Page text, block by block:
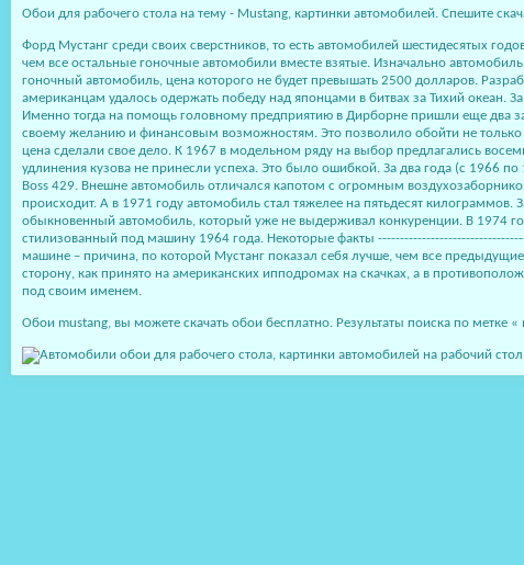
Обои для рабочего стола на тему - Mustang, картинки автомобилей. Спешите
Форд Мустанг среди своих сверстников, то есть автомобилей шестидесятых
чем все остальные гоночные автомобили вместе взятые. Изначально
гоночный автомобиль, цена которого не будет превышать 2500 долларов.
американцам удалось одержать победу над японцами в битвах за Тихий океан.
Именно тогда на помощь головному предприятию в Дирборне пришли еще два
своему желанию и финансовым возможностям. Это позволило обойти не
цена сделали свое дело. К 1967 в модельном ряду на выбор предлагались
удлинения кузова не принесли успеха. Это было ошибкой. За два года (с 1966
Boss 429. Внешне автомобиль отличался капотом с огромным
происходит. А в 1971 году автомобиль стал тяжелее на пятьдесят
обыкновенный автомобиль, который уже не выдерживал конкуренции. В 1974
стилизованный под машину 1964 года. Некоторые факты
машине – причина, по которой Мустанг показал себя лучше, чем все
сторону, как принято на американских ипподромах на скачках, а в
под своим именем.
Обои mustang, вы можете скачать обои бесплатно. Результаты поиска по метке